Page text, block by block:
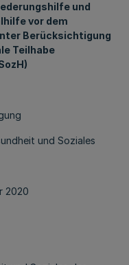
und
vor dem
Berücksichtigung
Teilhabe
und Soziales
2020